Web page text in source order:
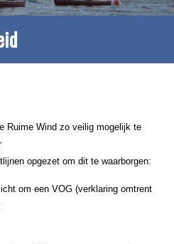
Ruime Wind zo veilig mogelijk te
opgezet om dit te waarborgen:
om een VOG (verklaring omtrent